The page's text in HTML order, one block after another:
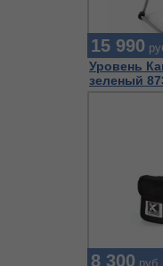
Уровень
зеленый
15 990
8 300